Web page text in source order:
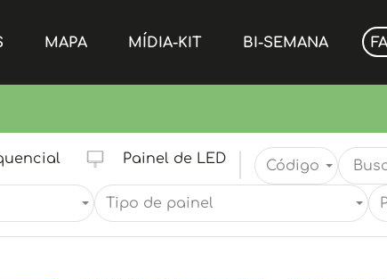
MAPA MÍDIA-KIT BI-SEMANA
Painel de LED Código
Tipo de painel